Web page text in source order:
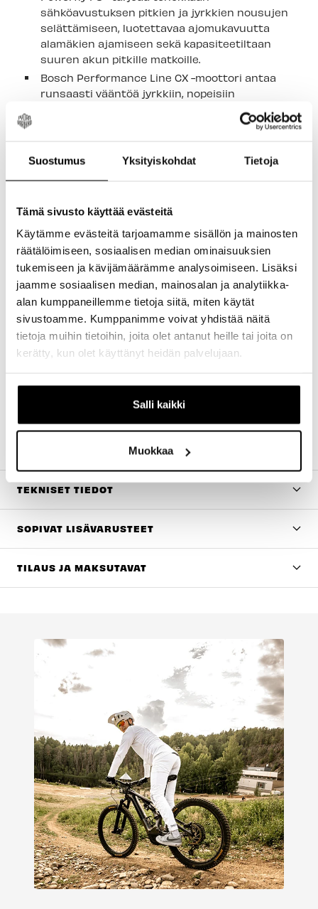
Suostumus Yksityiskohdat Tietoja
Tämä sivusto käyttää evästeitä
Käytämme evästeitä tarjoamamme sisällön ja mainosten
räätälöimiseen, sosiaalisen median ominaisuuksien
tukemiseen ja kävijämäärämme analysoimiseen. Lisäksi
jaamme sosiaalisen median, mainosalan ja analytiikka-
alan kumppaneillemme tietoja siitä, miten käytät
sivustoamme. Kumppanimme voivat yhdistää näitä
tietoja muihin tietoihin, joita olet antanut heille tai joita on
kerätty, kun olet käyttänyt heidän palvelujaan.
Salli kaikki
Muokkaa
sähköavustuksen pitkien ja jyrkkien nousujen
selättämiseen, luotettavaa ajomukavuutta
alamäkien ajamiseen sekä kapasiteetiltaan
suuren akun pitkille matkoille.
Bosch Performance Line CX -moottori antaa
runsaasti vääntöä jyrkkiin, nopeisiin
200 -ohjaimella – lisäksi moottorin asetuksia
Sen irrotettava ja integroitu RIB 2.0 -akku ei
säilytystä varten.
tavaratelineelle mahdollistavat Powerflyn
mukauttamisen eri käyttötarpeisiin.
Haluatko ajaa vielä pidemmälle? Powerfly FS+
on yhteensopiva Bosch PowerMore -
lisäakkujen kanssa, joten voit halutessasi
seikkailla aamusta iltaan.
päivitettävissä jopa 120Nm väännölle Bosch Flow -
sovelluksen kautta. Päivityksestä lisää tietoa
TEKNISET TIEDOT
SOPIVAT LISÄVARUSTEET
TILAUS JA MAKSUTAVAT